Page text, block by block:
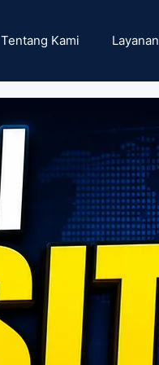
Tentang Kami Layanan